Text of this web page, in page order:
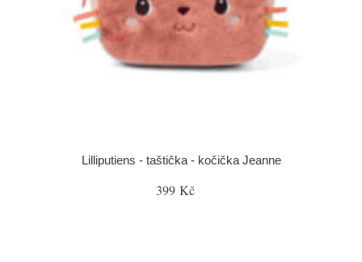
Lilliputiens - taštička - kočička Jeanne
399 Kč